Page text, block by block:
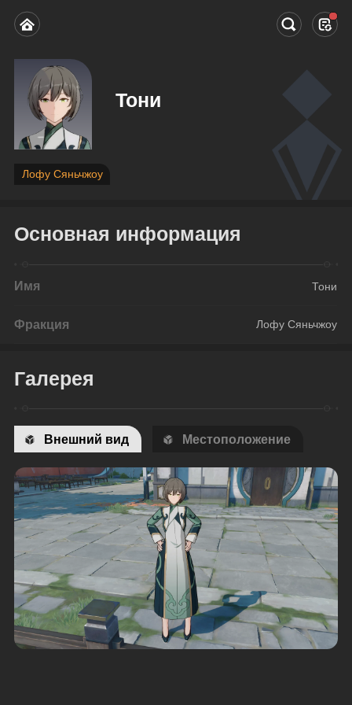
Тони
Лофу Сяньчжоу
Основная информация
Имя Тони
Фракция Лофу Сяньчжоу
Галерея
Внешний вид Местоположение